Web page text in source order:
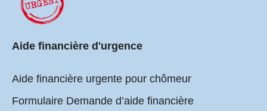
Aide financière d'urgence
Aide financière urgente pour chômeur
Formulaire Demande d’aide financière